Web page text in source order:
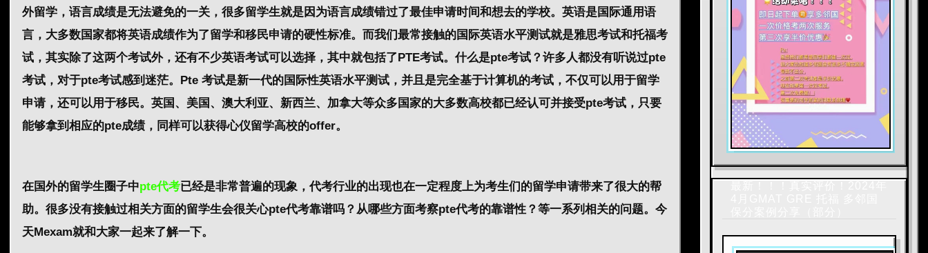
外留学，语言成绩是无法避免的一关，很多留学生就是因为语言成绩错过了最佳申请时间和想去的学校。英语是国际通用语
言，大多数国家都将英语成绩作为了留学和移民申请的硬性标准。而我们最常接触的国际英语水平测试就是雅思考试和托福考
试，其实除了这两个考试外，还有不少英语考试可以选择，其中就包括了PTE考试。什么是pte考试？许多人都没有听说过pte
考试，对于pte考试感到迷茫。Pte 考试是新一代的国际性英语水平测试，并且是完全基于计算机的考试，不仅可以用于留学
申请，还可以用于移民。英国、美国、澳大利亚、新西兰、加拿大等众多国家的大多数高校都已经认可并接受pte考试，只要
能够拿到相应的pte成绩，同样可以获得心仪留学高校的offer。
在国外的留学生圈子中pte代考已经是非常普遍的现象，代考行业的出现也在一定程度上为考生们的留学申请带来了很大的帮
助。很多没有接触过相关方面的留学生会很关心pte代考靠谱吗？从哪些方面考察pte代考的靠谱性？等一系列相关的问题。今
天Mexam就和大家一起来了解一下。